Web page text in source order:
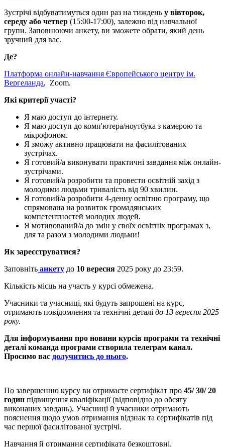
Зустрічі відбуватимуться один раз на тиждень у вівторок,
середу або четвер (15:00-17:00), залежно від навчальної
групи. Заповнюючи анкету, ви зможете обрати, який день
зручний для вас.
Де?
Платформа онлайн-навчання Європейського центру ім.
Вергеланда, Zoom.
Які критерії участі?
Я маю доступ до інтернету.
Я маю доступ до комп'ютера/ноутбука з камерою та
мікрофоном.
Я зможу активно працювати на фасилітованих
зустрічах.
Я готовий/а виконувати практичні завдання між онлайн-
зустрічами.
Я готовий/а розробити та провести освітній захід з
молодими людьми тривалість від 90 хвилин.
Я готовий/а розробити 4-денну освітню програму, що
спрямована на розвиток громадянських
компетентностей молодих людей.
Я мотивований/а до змін у своїх освітніх програмах з,
для та разом з молодими людьми!
Як зареєструватися?
Заповніть анкету до 10 вересня 2025 року до 23:59.
Кількість місць на участь у курсі обмежена.
Учасники та учасниці, які будуть запрошені на курс,
отримають повідомлення та технічні деталі до 13 вересня 2025
року.
Для інформування про новини курсів програми та технічні
деталі команда програми створила телеграм канал.
Просимо вас долучитись до нього.
По завершенню курсу ви отримаєте сертифікат про 45/ 30/ 20
годин підвищення кваліфікації (відповідно до обсягу
виконаних завдань). Учасниці й учасники отримають
пояснення щодо умов отримання відзнак та сертифікатів під
час першої фасилітованої зустрічі.
Навчання й отримання сертифіката безкоштовні.